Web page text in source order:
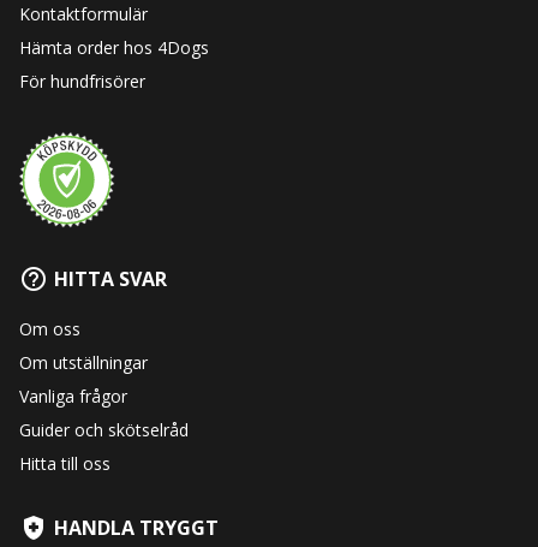
Kontaktformulär
Hämta order hos 4Dogs
För hundfrisörer
HITTA SVAR
Om oss
Om utställningar
Vanliga frågor
Guider och skötselråd
Hitta till oss
HANDLA TRYGGT